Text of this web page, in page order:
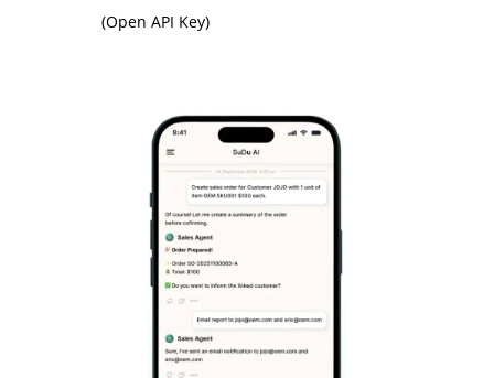
(Open API Key)